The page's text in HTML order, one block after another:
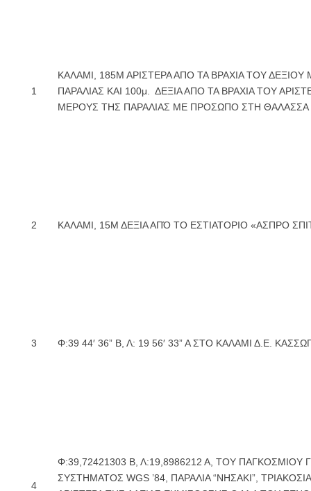
1
ΚΑΛΑΜΙ, 185Μ ΑΡΙΣΤΕΡΑ ΑΠΟ ΤΑ ΒΡΑΧΙΑ ΤΟΥ
ΠΑΡΑΛΙΑΣ ΚΑΙ 100μ. ΔΕΞΙΑ ΑΠΟ ΤΑ ΒΡΑΧΙΑ ΤΟΥ
ΜΕΡΟΥΣ ΤΗΣ ΠΑΡΑΛΙΑΣ ΜΕ ΠΡΟΣΩΠΟ ΣΤΗ ΘΑΛΑΣΣΑ
2 ΚΑΛΑΜΙ, 15Μ ΔΕΞΙΑ ΑΠΌ ΤΟ ΕΣΤΙΑΤΟΡΙΟ «ΑΣΠΡΟ
3 Φ:39 44′ 36” Β, Λ: 19 56′ 33” Α ΣΤΟ ΚΑΛΑΜΙ Δ.Ε.
4
Φ:39,72421303 Β, Λ:19,8986212 Α, ΤΟΥ ΠΑΓΚΟΣΜΙΟΥ
ΣΥΣΤΗΜΑΤΟΣ WGS ’84, ΠΑΡΑΛΙΑ “ΝΗΣΑΚΙ”,